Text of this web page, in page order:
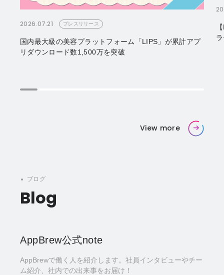
View more
2026.07.21 プレスリリース
国内最大級の美容プラットフォーム「LIPS」が累計アプ
リダウンロード数1,500万を突破
ブログ
Blog
AppBrew公式note
AppBrewで働く人を紹介します。社員インタビューやチー
ム紹介、社内での出来事をお届け！